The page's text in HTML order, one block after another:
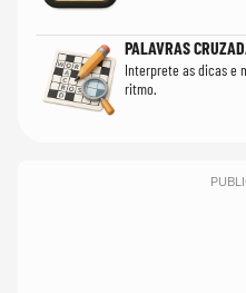
PALAVRAS
Interprete as dicas e
ritmo.